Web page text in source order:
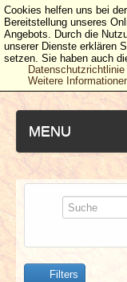
MENU
NEUESTE
NEWS &
Filters
Cookies helfen uns bei der
Bereitstellung unseres
Angebots. Durch die
unserer Dienste erklären
setzen. Sie haben auch
Weitere